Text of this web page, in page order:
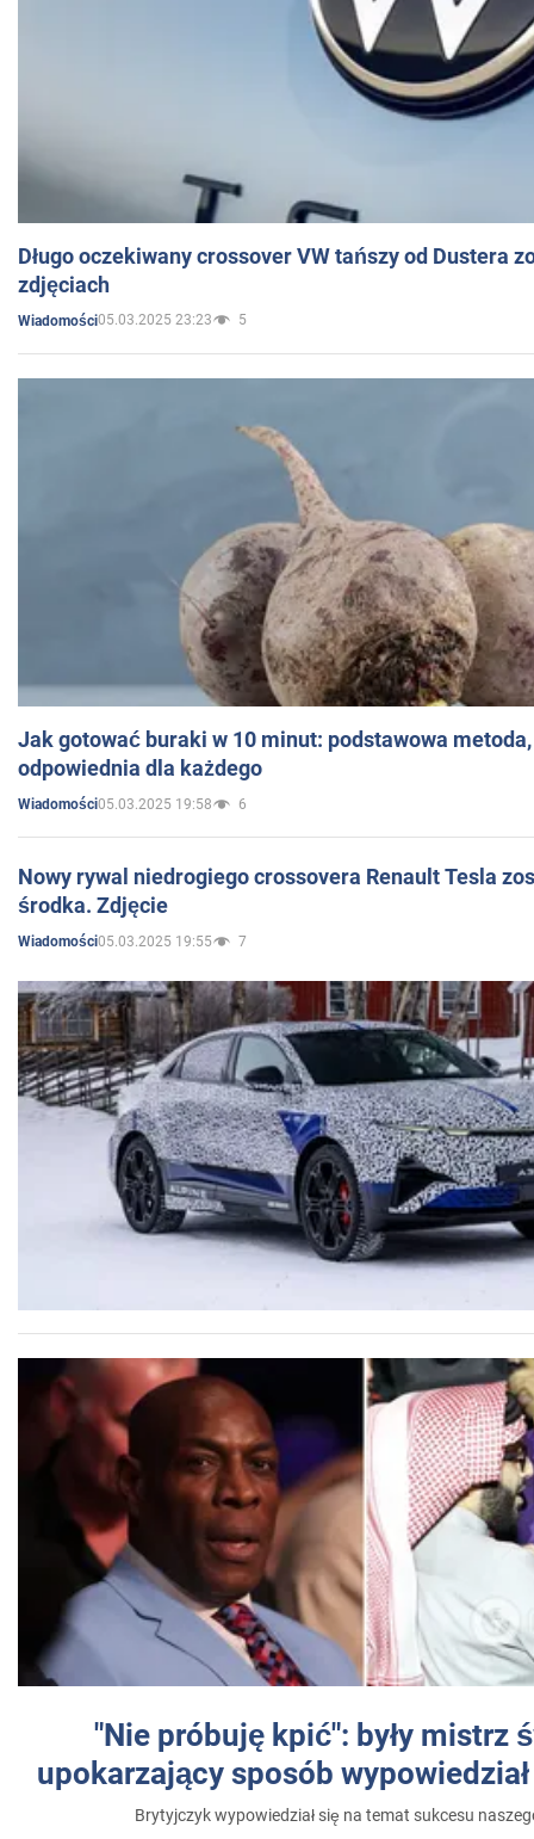
Długo oczekiwany crossover VW tańszy od Dustera
zdjęciach
Wiadomości05.03.2025 23:23 5
Jak gotować buraki w 10 minut: podstawowa
odpowiednia dla każdego
Wiadomości05.03.2025 19:58 6
Nowy rywal niedrogiego crossovera Renault Tesla
środka. Zdjęcie
Wiadomości05.03.2025 19:55 7
"Nie próbuję kpić": były mistrz
upokarzający sposób
Brytyjczyk wypowiedział się na temat sukcesu